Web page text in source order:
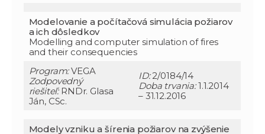
Modelovanie a počítačová simulácia požiarov
a ich dôsledkov
Modelling and computer simulation of fires
and their consequencies
Program:VEGA
Zodpovedný
riešiteľ:RNDr. Glasa
Ján, CSc.
ID:2/0184/14
Doba trvania:1.1.2014
– 31.12.2016
Modely vzniku a šírenia požiarov na zvýšenie